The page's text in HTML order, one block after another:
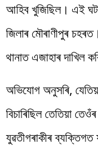
আহিব খুজিছিল। এই
জিলাৰ মৌৰাণীপুৰ
থানাত এজাহাৰ দাখিল
অভিযোগ অনুসৰি,
বিচাৰিছিল তেতিয়া
যুৱতীগৰাকীৰ